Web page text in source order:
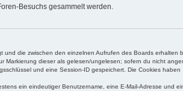
Besuchs gesammelt werden.
und die zwischen den einzelnen Aufrufen des Boards erhalten
Markierung dieser als gelesen/ungelesen; sofern du nicht
und eine Session-ID gespeichert. Die Cookies haben
ein eindeutiger Benutzername, eine E-Mail-Adresse und